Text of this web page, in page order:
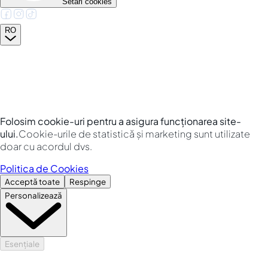
RO
Folosim cookie-uri pentru a asigura funcționarea site-
ului.Cookie-urile de statistică și marketing sunt utilizate
doar cu acordul dvs.
Politica de Cookies
Acceptă toate
Respinge
Personalizează
Esențiale